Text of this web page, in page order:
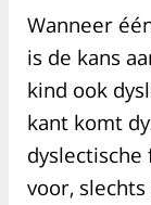
Wanneer
is de kans
kind ook
kant komt
voor,